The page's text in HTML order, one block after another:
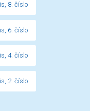
8. číslo
6. číslo
4. číslo
2. číslo